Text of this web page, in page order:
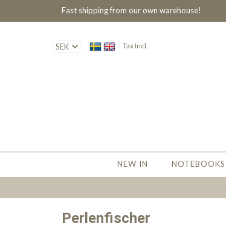
Fast shipping from our own warehouse!
Tax Incl.
NEW IN NOTEBOOKS
Perlenfischer